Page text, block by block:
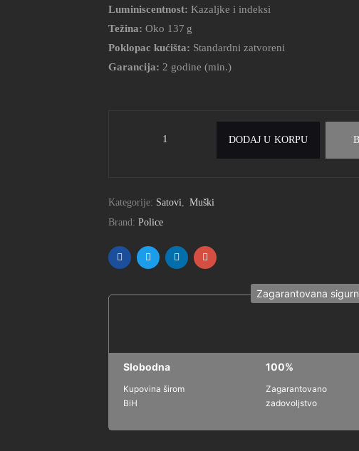
Luminiscentnost: Kazaljke i indeksi
Težina: Oko 137 g
Poklopac kućišta: Standardni zatvoreni
Garancija: 2 godine (min.)
DODAJ U KORPU
Kategorije: Satovi, Muški
Brand: Police
Zagarantovana
Slobodna
Kupovina širom
BiH
100%
Zagarantovano
zadovoljstvo